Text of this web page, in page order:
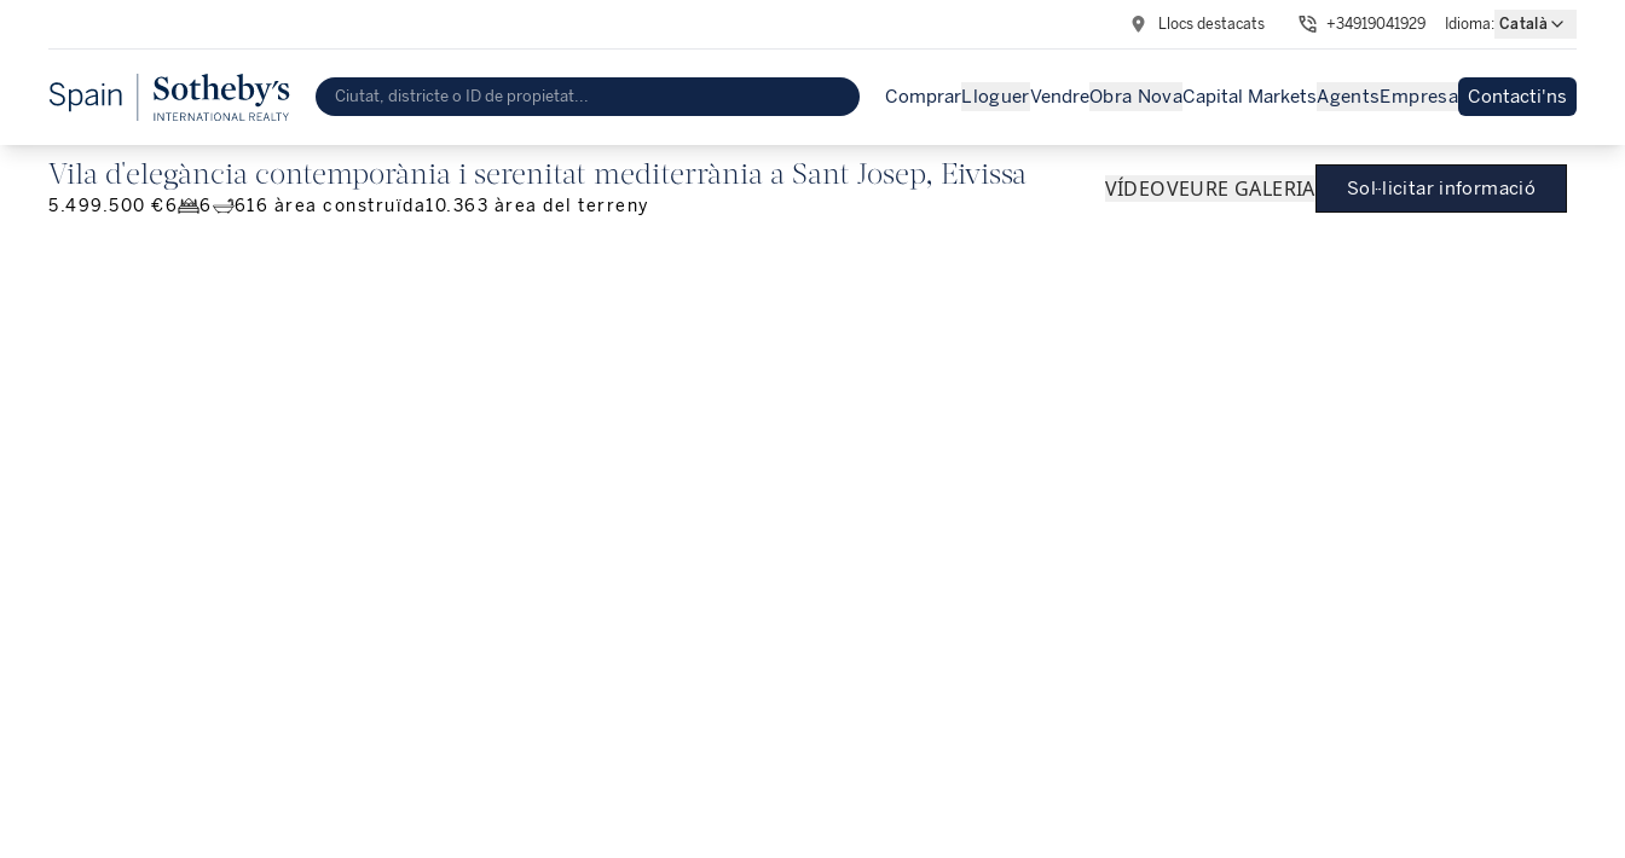
Llocs destacats +34919041929 Idioma: Català
ComprarLloguerVendreObra NovaCapital MarketsAgentsEmpresa Contacti'ns
Vila d'elegància contemporània i serenitat mediterrània a Sant Josep, Eivissa
5.499.500 €6 6 616 àrea construïda10.363 àrea del terreny
VÍDEOVEURE GALERIA Sol·licitar informació